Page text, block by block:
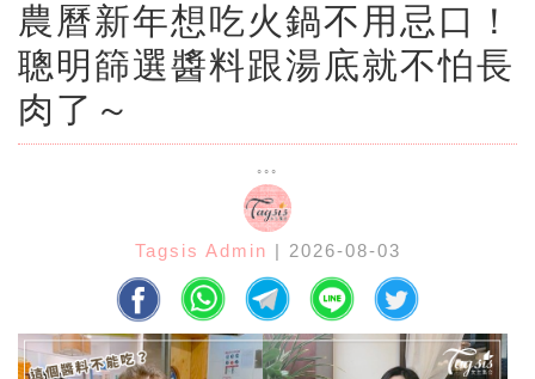
農曆新年想吃火鍋不用忌口！
聰明篩選醬料跟湯底就不怕長
肉了～
Tagsis Admin | 2026-08-03